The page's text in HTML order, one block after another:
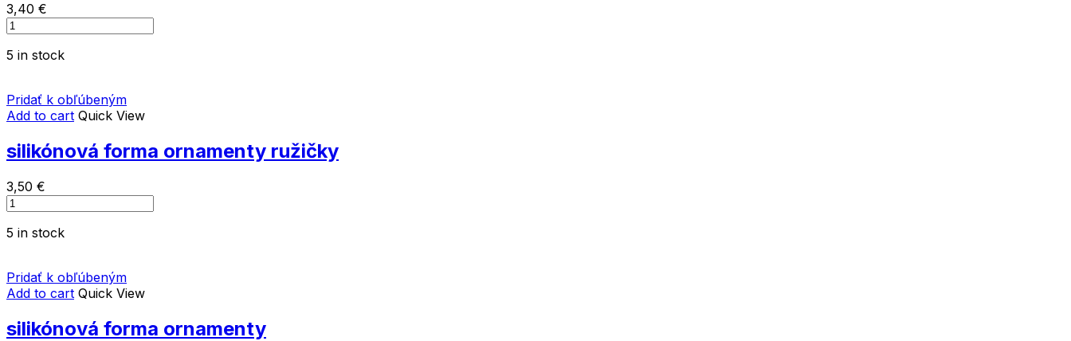
3,40 €
silikónová
okrúhla
5 in stock
Pridať k obľúbeným
Add to cart Quick View
silikónová forma ornamenty ružičky
3,50 €
silikónová
forma
ornamenty
5 in stock
Pridať k obľúbeným
Add to cart Quick View
silikónová forma ornamenty